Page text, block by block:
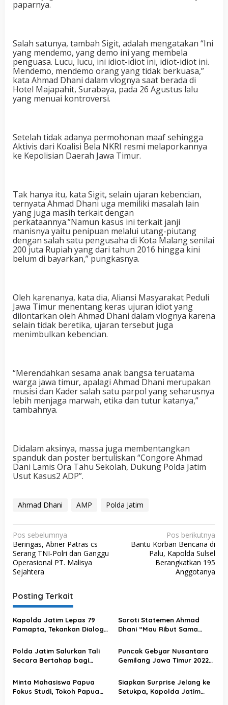
paparnya.
Salah satunya, tambah Sigit, adalah mengatakan “Ini
yang mendemo, yang demo ini yang membela
penguasa. Lucu, lucu, ini idiot-idiot ini, idiot-idiot ini.
Mendemo, mendemo orang yang tidak berkuasa,”
kata Ahmad Dhani dalam vlognya saat berada di
Hotel Majapahit, Surabaya, pada 26 Agustus lalu
yang menuai kontroversi.
Setelah tidak adanya permohonan maaf sehingga
Aktivis dari Koalisi Bela NKRI resmi melaporkannya
ke Kepolisian Daerah Jawa Timur.
Tak hanya itu, kata Sigit, selain ujaran kebencian,
ternyata Ahmad Dhani uga memiliki masalah lain
yang juga masih terkait dengan
perkataannya.”Namun kasus ini terkait janji
manisnya yaitu penipuan melalui utang-piutang
dengan salah satu pengusaha di Kota Malang senilai
200 juta Rupiah yang dari tahun 2016 hingga kini
belum di bayarkan,” pungkasnya.
Oleh karenanya, kata dia, Aliansi Masyarakat Peduli
Jawa Timur menentang keras ujuran idiot yang
dilontarkan oleh Ahmad Dhani dalam vlognya karena
selain tidak beretika, ujaran tersebut juga
menimbulkan kebencian.
“Merendahkan sesama anak bangsa teruatama
warga jawa timur, apalagi Ahmad Dhani merupakan
musisi dan Kader salah satu parpol yang seharusnya
lebih menjaga marwah, etika dan tutur katanya,”
tambahnya.
Didalam aksinya, massa juga membentangkan
spanduk dan poster bertuliskan “Congore Ahmad
Dani Lamis Ora Tahu Sekolah, Dukung Polda Jatim
Usut Kasus2 ADP”.
Ahmad Dhani AMP Polda Jatim
N
a
v
i
g
a
s
i
p
o
s
Pos sebelumnya
Beringas, Abner Patras cs
Serang TNI-Polri dan Ganggu
Operasional PT. Malisya
Sejahtera
Pos berikutnya
Bantu Korban Bencana di
Palu, Kapolda Sulsel
Berangkatkan 195
Anggotanya
Posting Terkait
Kapolda Jatim Lepas 79
Pamapta, Tekankan Dialog
Soroti Statemen Ahmad
Dhani “Mau Ribut Sama
PAPPRI
Polda Jatim Salurkan Tali
Secara Bertahap bagi
Kanjuruhan
Puncak Gebyar Nusantara
Gemilang Jawa Timur 2022
Jatim : Kekuatan Bersama,
Bhineka Tunggal Ika
Minta Mahasiswa Papua
Fokus Studi, Tokoh Papua
Siapkan Surprise Jelang ke
Setukpa, Kapolda Jatim